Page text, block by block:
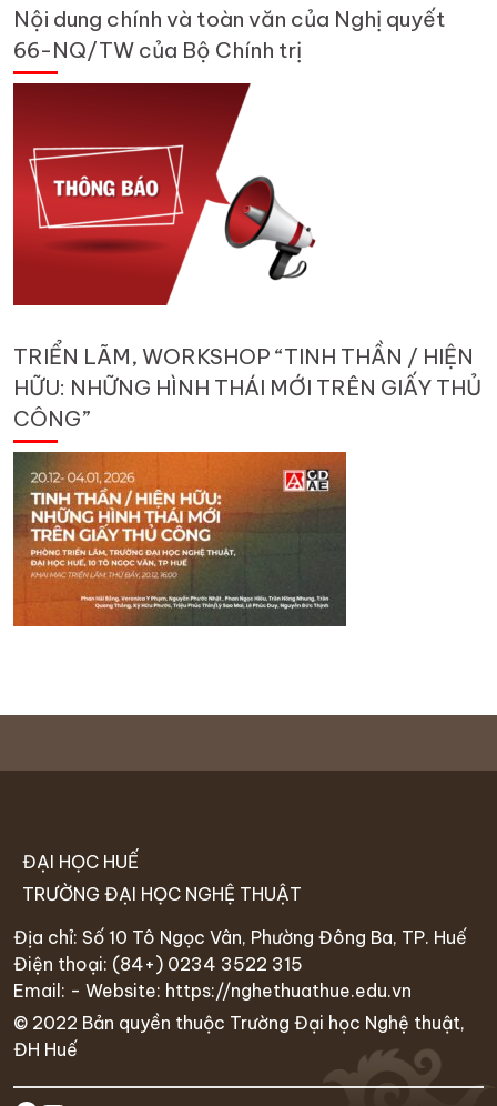
Nội dung chính và toàn văn của Nghị quyết
66-NQ/TW của Bộ Chính trị
TRIỂN LÃM, WORKSHOP “TINH THẦN / HIỆN
HỮU: NHỮNG HÌNH THÁI MỚI TRÊN GIẤY THỦ
CÔNG”
ĐẠI HỌC HUẾ
TRƯỜNG ĐẠI HỌC NGHỆ THUẬT
Địa chỉ: Số 10 Tô Ngọc Vân, Phường Đông Ba, TP. Huế
Điện thoại: (84+) 0234 3522 315
Email: - Website: https://nghethuathue.edu.vn
© 2022 Bản quyền thuộc Trường Đại học Nghệ thuật,
ĐH Huế